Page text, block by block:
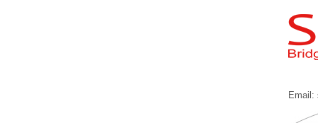
Email: